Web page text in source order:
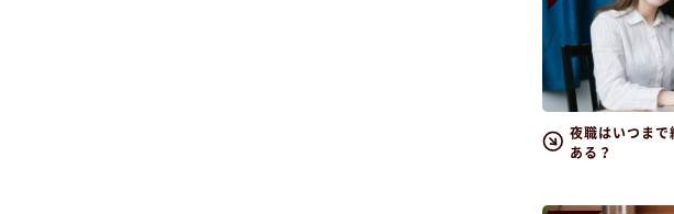
夜職はいつまで
ある？